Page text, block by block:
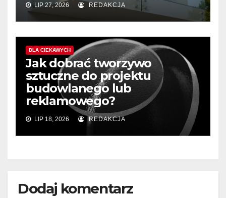
LIP 27, 2026 REDAKCJA
DLA CIEKAWYCH
Jak dobrać tworzywo
sztuczne do projektu
budowlanego lub
reklamowego?
LIP 18, 2026 REDAKCJA
Dodaj komentarz